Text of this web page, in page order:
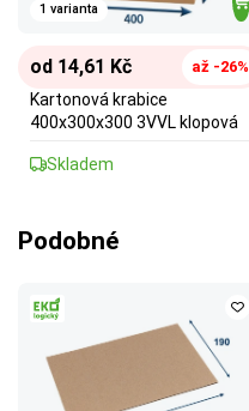
1 varianta
od 14,61 Kč až -26%
Kartonová krabice
400x300x300 3VVL klopová
Skladem
Podobné